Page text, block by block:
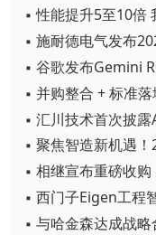
▪ 并购整合 + 标准